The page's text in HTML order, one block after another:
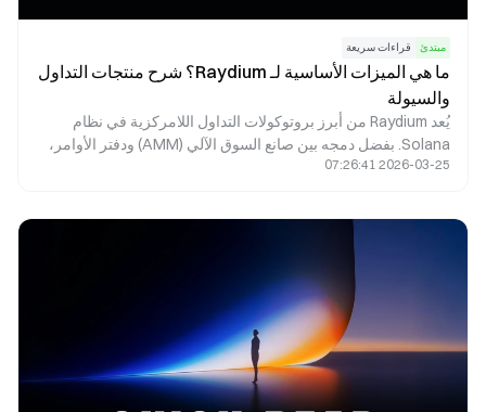
مبتدئ قراءات سريعة
ما هي الميزات الأساسية لـ Raydium؟ شرح منتجات التداول
والسيولة
يُعد Raydium من أبرز بروتوكولات التداول اللامركزية في نظام
Solana. بفضل دمجه بين صانع السوق الآلي (AMM) ودفتر الأوامر،
يوفّر عمليات مبادلة سريعة، وتعدين سيولة، وإطلاق مشاريع،
2026-03-25 07:26:41